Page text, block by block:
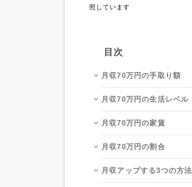
照しています
目次
月収70万円の手取り額
月収70万円の生活レベル
月収70万円の家賃
月収70万円の割合
月収アップする3つの方法